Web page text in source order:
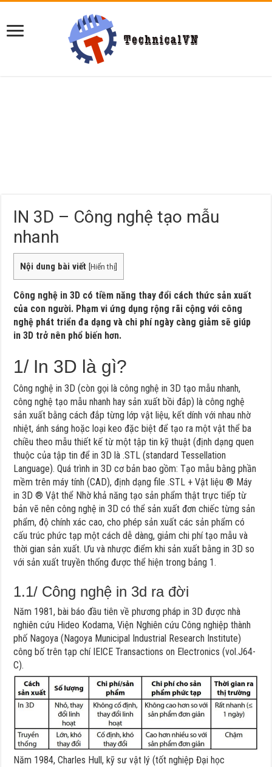
IN 3D – Công nghệ tạo mẫu
nhanh
Nội dung bài viết [Hiển thị]
Công nghệ in 3D có tiềm năng thay đổi cách thức sản xuất
của con người. Phạm vi ứng dụng rộng rãi cộng với công
nghệ phát triển đa dạng và chi phí ngày càng giảm sẽ giúp
in 3D trở nên phổ biến hơn.
1/ In 3D là gì?
Công nghệ in 3D (còn gọi là công nghệ in 3D tạo mẫu nhanh,
công nghệ tạo mẫu nhanh hay sản xuất bồi đắp) là công nghệ
sản xuất bằng cách đắp từng lớp vật liệu, kết dính với nhau nhờ
nhiệt, ánh sáng hoặc loại keo đặc biệt để tạo ra một vật thể ba
chiều theo mẫu thiết kế từ một tập tin kỹ thuật (định dạng quen
thuộc của tập tin để in 3D là .STL (standard Tessellation
Language). Quá trình in 3D cơ bản bao gồm: Tạo mẫu bằng phần
mềm trên máy tính (CAD), định dạng file .STL + Vật liệu ® Máy
in 3D ® Vật thể Nhờ khả năng tạo sản phẩm thật trực tiếp từ
bản vẽ nên công nghệ in 3D có thể sản xuất đơn chiếc từng sản
phẩm, độ chính xác cao, cho phép sản xuất các sản phẩm có
cấu trúc phức tạp một cách dễ dàng, giảm chi phí tạo mẫu và
thời gian sản xuất. Ưu và nhược điểm khi sản xuất bằng in 3D so
với sản xuất truyền thống được thể hiện trong bảng 1.
1.1/ Công nghệ in 3d ra đời
Năm 1981, bài báo đầu tiên về phương pháp in 3D được nhà
nghiên cứu Hideo Kodama, Viện Nghiên cứu Công nghiệp thành
phố Nagoya (Nagoya Municipal Industrial Research Institute)
công bố trên tạp chí IEICE Transactions on Electronics (vol.J64-
C).
Năm 1984, Charles Hull, kỹ sư vật lý (tốt nghiệp Đại học